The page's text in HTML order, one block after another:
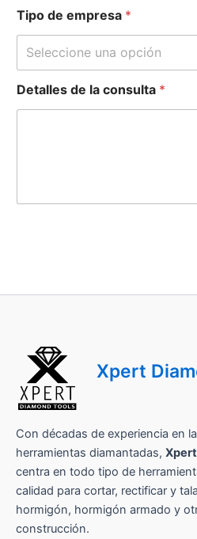
Tipo de empresa *
Seleccione una opción
Detalles de la consulta *
j
Xpert
Con décadas de experiencia en
herramientas diamantadas,
centra en todo tipo de
calidad para cortar, rectificar y
hormigón, hormigón armado y
construcción.